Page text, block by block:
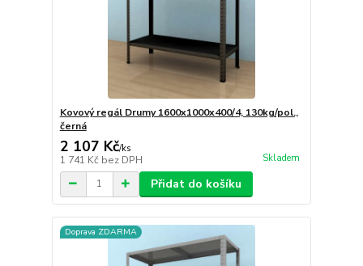
Kovový regál Drumy 1600x1000x400/4, 130kg/pol.,
černá
2 107 Kč/ks
1 741 Kč bez DPH Skladem
Přidat do košíku
Doprava ZDARMA